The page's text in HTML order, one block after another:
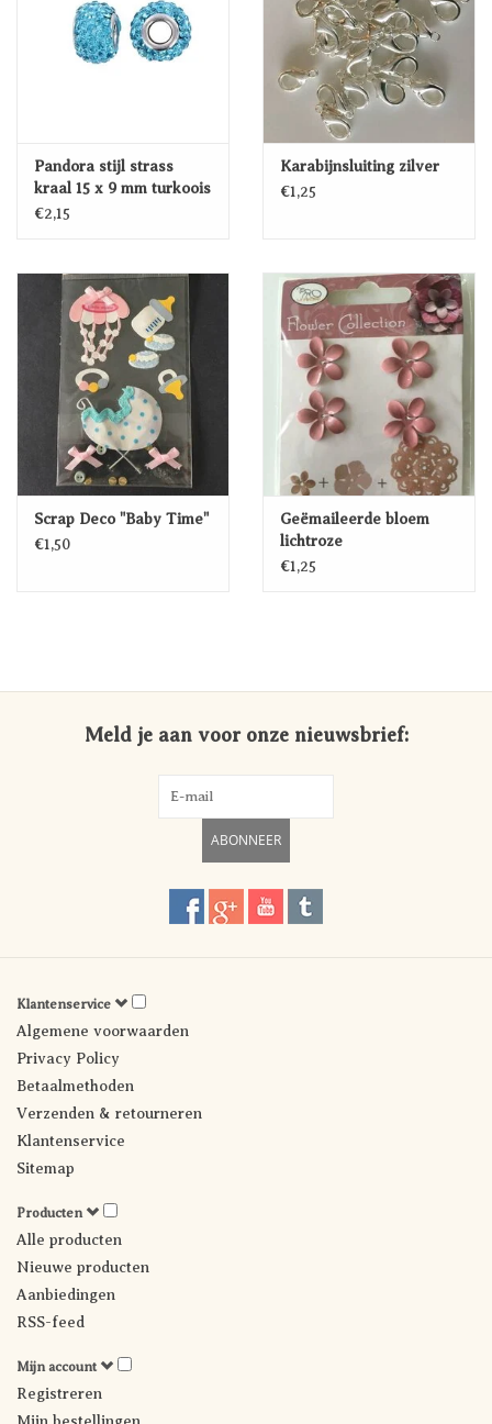
Pandora stijl strass
kraal 15 x 9 mm turkoois
€2,15
Karabijnsluiting zilver
€1,25
Scrap Deco "Baby Time"
€1,50
Geëmaileerde bloem
lichtroze
€1,25
Meld je aan voor onze nieuwsbrief:
ABONNEER
Klantenservice
Algemene voorwaarden
Privacy Policy
Betaalmethoden
Verzenden & retourneren
Klantenservice
Sitemap
Producten
Alle producten
Nieuwe producten
Aanbiedingen
RSS-feed
Mijn account
Registreren